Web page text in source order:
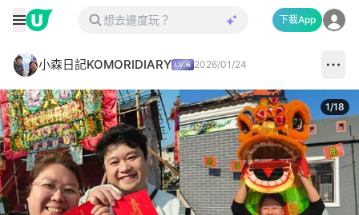
下載App
小森日記KOMORIDIARY 2026/01/24
1/18